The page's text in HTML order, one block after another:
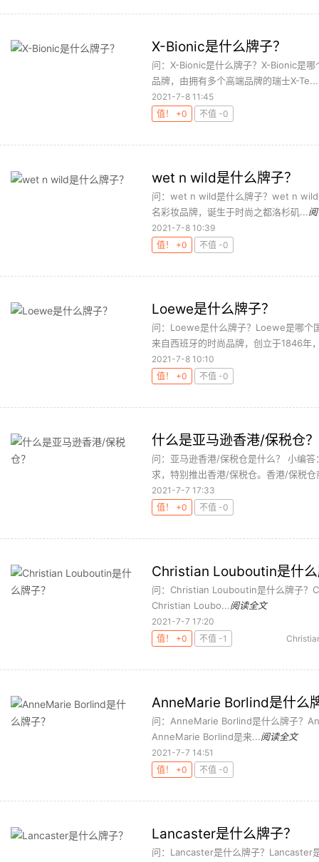
X-Bionic是什么牌子？
问：X-Bionic是什么牌子？X-Bionic是
品牌，由拥有多个高端品牌的瑞士X-Te...
2021-7-8 11:45
值！ +0
不值 -0
wet n wild是什么牌子？
问：wet n wild是什么牌子？wet n
名彩妆品牌，诞生于时尚之都洛杉矶...
2021-7-8 10:39
值！ +0
不值 -0
Loewe是什么牌子？
问：Loewe是什么牌子？Loewe是哪个
来自西班牙的时尚品牌，创立于1846年
2021-7-8 10:10
值！ +0
不值 -0
什么是亚马逊香港/保税仓？
问：亚马逊香港/保税仓是什么？ 小编
求，特别推出香港/保税仓。香港/保税
2021-7-7 17:33
值！ +0
不值 -0
Christian Louboutin是什
问：Christian Louboutin是什么牌子？
Christian Loubo...阅读全文
2021-7-7 17:20
值！ +0
不值 -1
AnneMarie Borlind是什么
问：AnneMarie Borlind是什么牌子？
AnneMarie Borlind是来...阅读全文
2021-7-7 14:51
值！ +0
不值 -0
Lancaster是什么牌子？
问：Lancaster是什么牌子？Lancaster